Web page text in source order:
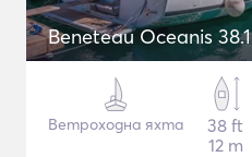
Beneteau Oceanis 38.1
Ветроходна яхта
38 ft
12 m